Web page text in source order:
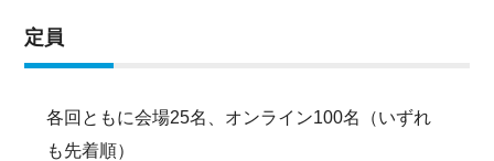
定員
各回ともに会場25名、オンライン100名（いずれ
も先着順）